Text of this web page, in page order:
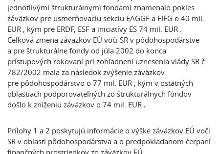
jednotlivými štrukturálnymi fondami znamenalo pokles
záväzkov pre usmerňovaciu sekciu EAGGF a FIFG o 40 mil.
EUR , kým pre ERDF, ESF a iniciatívy ES 74 mil. EUR .
Celková zmena záväzkov EÚ voči SR v pôdohospodárstve
a pre štrukturálne fondy od júla 2002 do konca
prístupových rokovaní pri zohľadnení uznesenia vlády SR č.
782/2002 mala za následok zvýšenie záväzkov
pre pôdohospodárstvo o 77 mil. EUR , kým v ostatných
oblastiach podporovateľných zo štrukturálnych fondov
došlo k zníženiu záväzkov o 74 mil. EUR .
Prílohy 1 a 2 poskytujú informácie o výške záväzkov EÚ voči
SR v oblasti pôdohospodárstva a o predpokladanom čerpaní
finančných prostriedkov zo záväzkov EÚ.